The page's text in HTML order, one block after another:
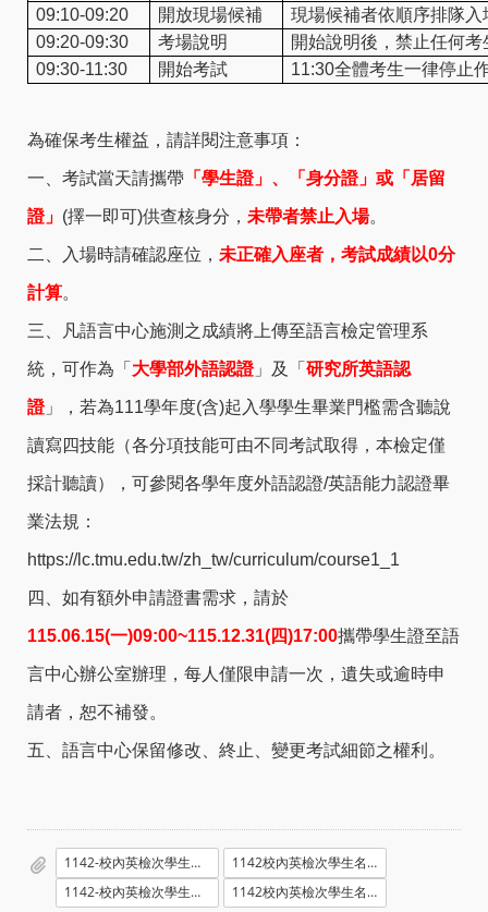
09:10-09:20
開放現場候補
現場候補者依順序排隊入
09:20-09:30
考場說明
開始說明後，禁止任何
09:30-11:30
開始考試 11:30全體考生一律停止
為確保考生權益，請詳閱注意事項：
一、考試當天請攜帶 「學生證」、「身分證」或「居留
證」 (擇一即可)供查核身分， 未帶者禁止入場。
二、入場時請確認座位， 未正確入座者，考試成績以0分
計算。
三、凡語言中心施測之成績將上傳至語言檢定管理系
統，可作為「 大學部外語認證」及「 研究所英語認
證」，若為111學年度(含)起入學學生畢業門檻需含聽說
讀寫四技能（各分項技能可由不同考試取得，本檢定僅
採計聽讀），可參閱各學年度外語認證/英語能力認證畢
業法規：
https://lc.tmu.edu.tw/zh_tw/curriculum/course1_1
四、如有額外申請證書需求，請於
115.06.15(一)09:00~115.12.31(四)17:00攜帶學生證至語
言中心辦公室辦理，每人僅限申請一次，遺失或逾時申
請者，恕不補發。
五、語言中心保留修改、終止、變更考試細節之權利。
1142-校內英檢次學生名單暨場次_1150605.pdf
1142校內英檢次學生名單暨場次_1150605_電腦暨語文教室_位置號碼.pdf
1142-校內英檢次學生名單暨場次_1150606.pdf
1142校內英檢次學生名單暨場次_1150606_電腦暨語文教室_位置號碼.pdf